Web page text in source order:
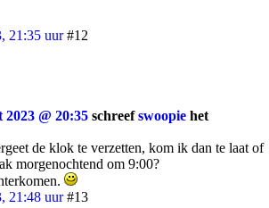
21:35 uur #12
@ 20:35 schreefswoopie het
de klok te verzetten, kom ik dan te laat of
morgenochtend om 9:00?
21:48 uur #13